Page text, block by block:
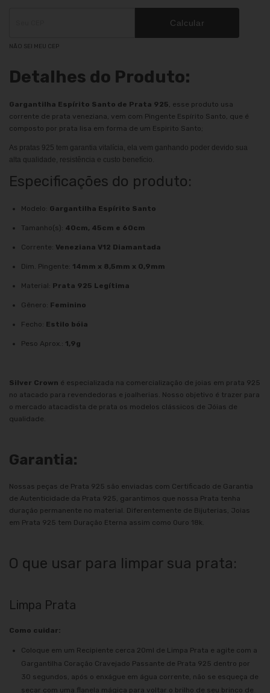
ALTERAR CEP
Calcular
NÃO SEI MEU CEP
Detalhes do Produto:
Gargantilha Espírito Santo de Prata 925 , esse produto usa
corrente de prata veneziana, vem com Pingente Espírito Santo, que é
composto por prata lisa em forma de um Espirito Santo;
As pratas 925 tem garantia vitalícia, ela vem ganhando poder devido sua
alta qualidade, resistência e custo benefício.
Especificações do produto:
Modelo: Gargantilha Espírito Santo
Tamanho(s): 40cm, 45cm e 60cm
Corrente: Veneziana V12 Diamantada
Dim. Pingente: 14mm x 8,5mm x 0,9mm
Material: Prata 925 Legítima
Gênero: Feminino
Fecho: Estilo bóia
Peso Aprox.: 1,9g
Silver Crown é especializada na comercialização de joias em prata 925
no atacado para revendedoras e joalherias. Nosso objetivo é trazer para
o mercado atacadista de prata os modelos clássicos de Jóias de
qualidade.
Garantia:
Nossas peças de Prata 925 são enviadas com Certificado de Garantia
de Autenticidade da Prata 925, garantimos que nossa Prata tenha
duração permanente no material. Diferentemente de Bijuterias, Joias
em Prata 925 tem Duração Eterna assim como Ouro 18k.
O que usar para limpar sua prata:
Limpa Prata
Como cuidar:
Coloque em um Recipiente cerca 20ml de Limpa Prata e agite com a
Gargantilha Coração Cravejado Passante de Prata 925 dentro por
30 segundos, após o enxágue em água corrente, não se esqueça de
secar com uma flanela mágica para voltar o brilho de seu brinco de